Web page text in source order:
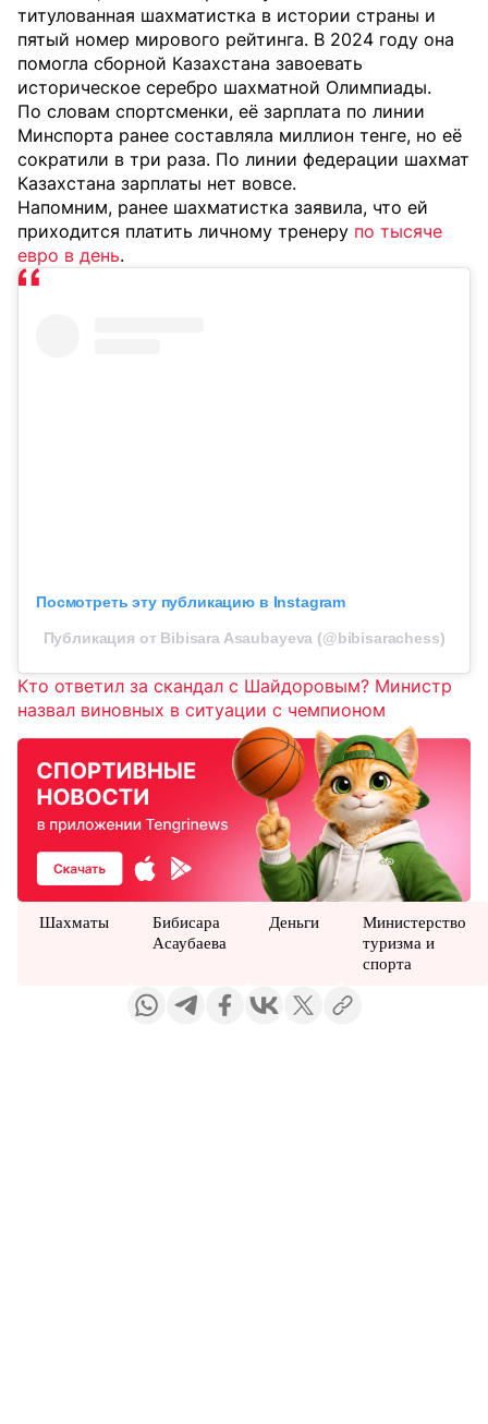
титулованная шахматистка в истории страны и
пятый номер мирового рейтинга. В 2024 году она
помогла сборной Казахстана завоевать
историческое серебро шахматной Олимпиады.
По словам спортсменки, её зарплата по линии
Минспорта ранее составляла миллион тенге, но её
сократили в три раза. По линии федерации шахмат
Казахстана зарплаты нет вовсе.
Напомним, ранее шахматистка заявила, что ей
приходится платить личному тренеру по тысяче
евро в день.
Посмотреть эту публикацию в Instagram
Публикация от Bibisara Asaubayeva (@bibisarachess)
Кто ответил за скандал с Шайдоровым? Министр
назвал виновных в ситуации с чемпионом
Шахматы
Бибисара
Асаубаева
Деньги
Министерство
туризма и
спорта